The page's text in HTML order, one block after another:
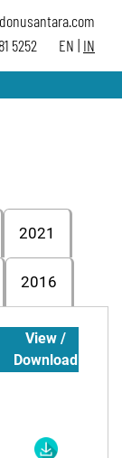
5252
EN | IN
2021
2016
View /
Download